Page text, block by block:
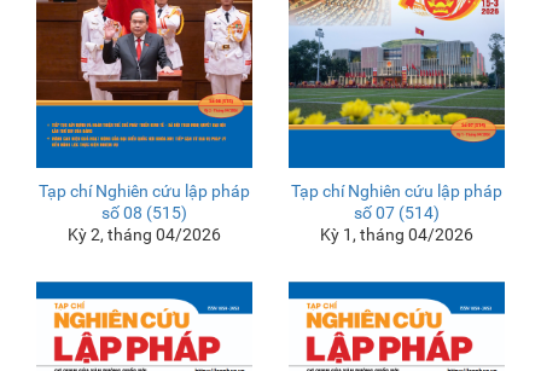
Tạp chí Nghiên cứu lập pháp
số 08 (515)
Kỳ 2, tháng 04/2026
Tạp chí Nghiên cứu lập pháp
số 07 (514)
Kỳ 1, tháng 04/2026